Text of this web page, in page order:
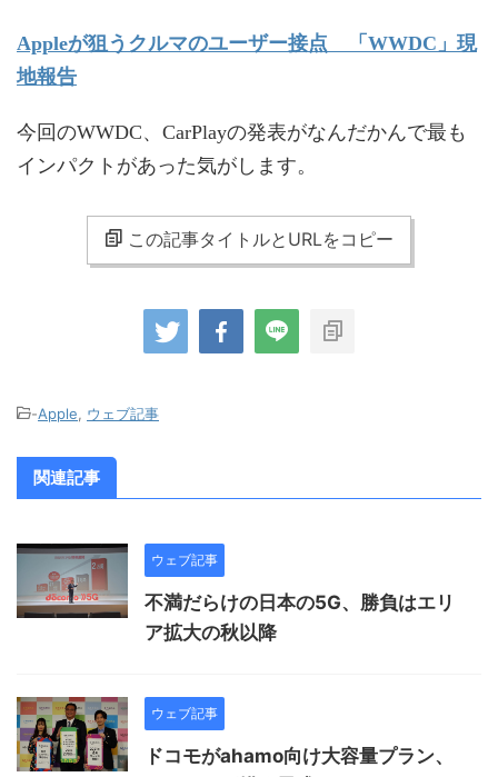
Appleが狙うクルマのユーザー接点 「WWDC」現
地報告
今回のWWDC、CarPlayの発表がなんだかんで最も
インパクトがあった気がします。
この記事タイトルとURLをコピー
-Apple ウェブ記事
関連記事
ウェブ記事
不満だらけの日本の5G、勝負はエリ
ア拡大の秋以降
ウェブ記事
ドコモがahamo向け大容量プラン、